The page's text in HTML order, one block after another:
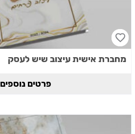
מחברת אישית עיצוב שיש לעסק
פרטים נוספים